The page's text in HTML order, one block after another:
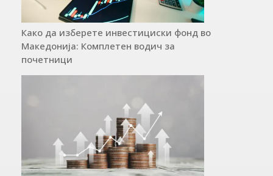
Како да изберете инвестициски фонд во
Македонија: Комплетен водич за
почетници